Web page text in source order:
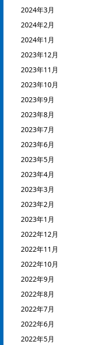
2024年3月
2024年2月
2024年1月
2023年12月
2023年11月
2023年10月
2023年9月
2023年8月
2023年7月
2023年6月
2023年5月
2023年4月
2023年3月
2023年2月
2023年1月
2022年12月
2022年11月
2022年10月
2022年9月
2022年8月
2022年7月
2022年6月
2022年5月